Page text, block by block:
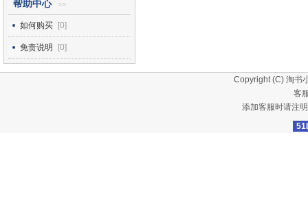
帮助中心 >>
如何购买 [0]
免责说明 [0]
Copyright (C) 淘书
客
添加客服时请注